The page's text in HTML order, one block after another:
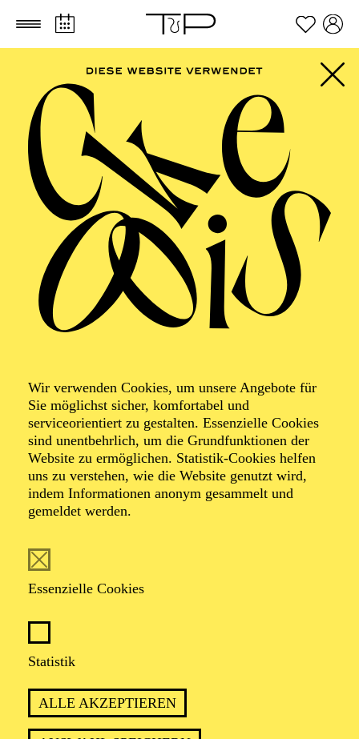
Zum Hauptinhalt springen Zum Footer springen
Wir verwenden Cookies, um unsere Angebote für
Sie möglichst sicher, komfortabel und
serviceorientiert zu gestalten. Essenzielle Cookies
sind unentbehrlich, um die Grundfunktionen der
Website zu ermöglichen. Statistik-Cookies helfen
uns zu verstehen, wie die Website genutzt wird,
indem Informationen anonym gesammelt und
gemeldet werden.
Essenzielle Cookies
Statistik
ALLE AKZEPTIEREN
SCHAUSPIEL ESSEN
Istanbul
Ein musikalischer Abend von Selen Kara, Torsten
Kindermann und Akın Emanuel Şipal
mit Songs von Sezen Aksu